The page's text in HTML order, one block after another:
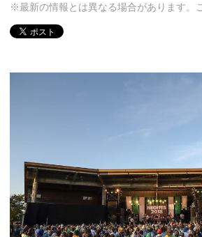
※最新の情報とは異なる場合があります。